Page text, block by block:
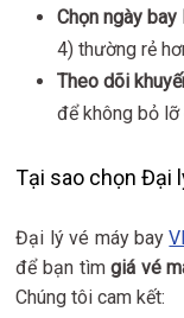
Chọn ngày
4) thường rẻ
Theo dõi
để không bỏ lỡ
Tại sao chọn Đại
Đại lý vé máy bay
để bạn tìmgiá vé
Chúng tôi cam kết: